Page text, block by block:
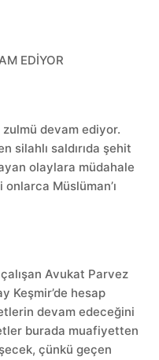
EDİYOR
devam ediyor.
silahlı saldırıda şehit
olaylara müdahale
Müslüman’ı
Avukat Parvez
Keşmir’de hesap
devam edeceğini
burada muafiyetten
çünkü geçen